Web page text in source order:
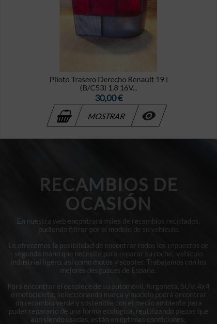
Piloto Trasero Derecho Renault 19 I
(B/C53) 1.8 16V...
Precio
30,00 €
MOSTRAR 
RECAMBIOS DE
OCASIÓN
En nuestra web encontrará miles de recambios reciclados,
pudiendo filtrar por el modelo de su vehículo.
Le ofrecemos la posibilidad de encontrar todos los repuestos de
segunda mano que necesite para reparar su coche, vehículo
industrial ligero, así como motos y scooter. Trabajamos con los
mejores desguaces de España.
Para encontrar el despiece de su automóvil, furgoneta, SUV, 4x4
o motocicleta; seleccionando marca y modelo podrá encontrar
un recambio verde y sostenible con el medio ambiente para
poder repararlo de una forma ecológica, reutilizando piezas que
aún siendo usadas, están en optimas condiciones.